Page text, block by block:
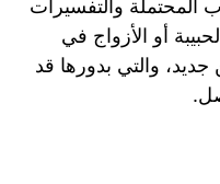
المحتملة والتفسيرات
أو الأزواج في
والتي بدورها قد